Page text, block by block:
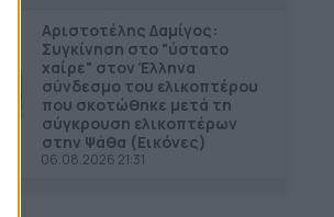
Αριστοτέλης Δαμίγος:
Συγκίνηση στο "ύστατο
χαίρε" στον Έλληνα
σύνδεσμο του ελικοπτέρου
που σκοτώθηκε μετά τη
σύγκρουση ελικοπτέρων
στην Ψάθα (Εικόνες)
06.08.2026 21:31